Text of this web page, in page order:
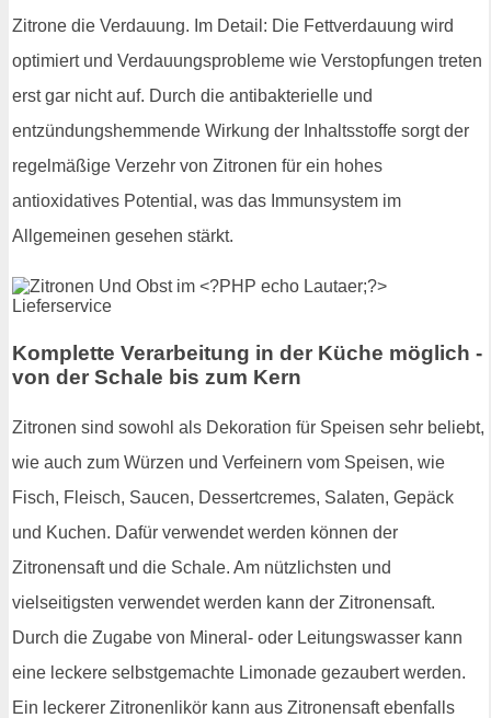
Zitrone die Verdauung. Im Detail: Die Fettverdauung wird
optimiert und Verdauungsprobleme wie Verstopfungen treten
erst gar nicht auf. Durch die antibakterielle und
entzündungshemmende Wirkung der Inhaltsstoffe sorgt der
regelmäßige Verzehr von Zitronen für ein hohes
antioxidatives Potential, was das Immunsystem im
Allgemeinen gesehen stärkt.
Komplette Verarbeitung in der Küche möglich -
von der Schale bis zum Kern
Zitronen sind sowohl als Dekoration für Speisen sehr beliebt,
wie auch zum Würzen und Verfeinern vom Speisen, wie
Fisch, Fleisch, Saucen, Dessertcremes, Salaten, Gepäck
und Kuchen. Dafür verwendet werden können der
Zitronensaft und die Schale. Am nützlichsten und
vielseitigsten verwendet werden kann der Zitronensaft.
Durch die Zugabe von Mineral- oder Leitungswasser kann
eine leckere selbstgemachte Limonade gezaubert werden.
Ein leckerer Zitronenlikör kann aus Zitronensaft ebenfalls